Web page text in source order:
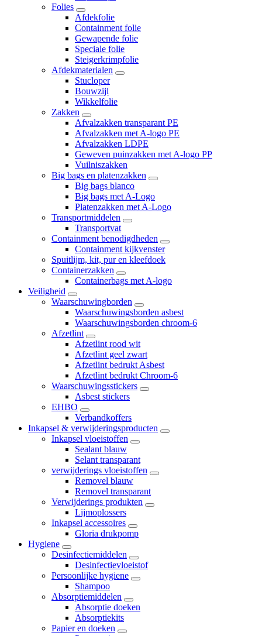
Folies
Afdekfolie
Containment folie
Gewapende folie
Speciale folie
Steigerkrimpfolie
Afdekmaterialen
Stucloper
Bouwzijl
Wikkelfolie
Zakken
Afvalzakken transparant PE
Afvalzakken met A-logo PE
Afvalzakken LDPE
Geweven puinzakken met A-logo PP
Vuilniszakken
Big bags en platenzakken
Big bags blanco
Big bags met A-Logo
Platenzakken met A-Logo
Transportmiddelen
Transportvat
Containment benodigdheden
Containment kijkvenster
Spuitlijm, kit, pur en kleefdoek
Containerzakken
Containerbags met A-logo
Veiligheid
Waarschuwingborden
Waarschuwingsborden asbest
Waarschuwingsborden chroom-6
Afzetlint
Afzetlint rood wit
Afzetlint geel zwart
Afzetlint bedrukt Asbest
Afzetlint bedrukt Chroom-6
Waarschuwingsstickers
Asbest stickers
EHBO
Verbandkoffers
Inkapsel & verwijderingsproducten
Inkapsel vloeistoffen
Sealant blauw
Selant transparant
verwijderings vloeistoffen
Removel blauw
Removel transparant
Verwijderings produkten
Lijmoplossers
Inkapsel accessoires
Gloria drukpomp
Hygiene
Desinfectiemiddelen
Desinfectievloeistof
Persoonlijke hygiene
Shampoo
Absorptiemiddelen
Absorptie doeken
Absorptiekits
Papier en doeken